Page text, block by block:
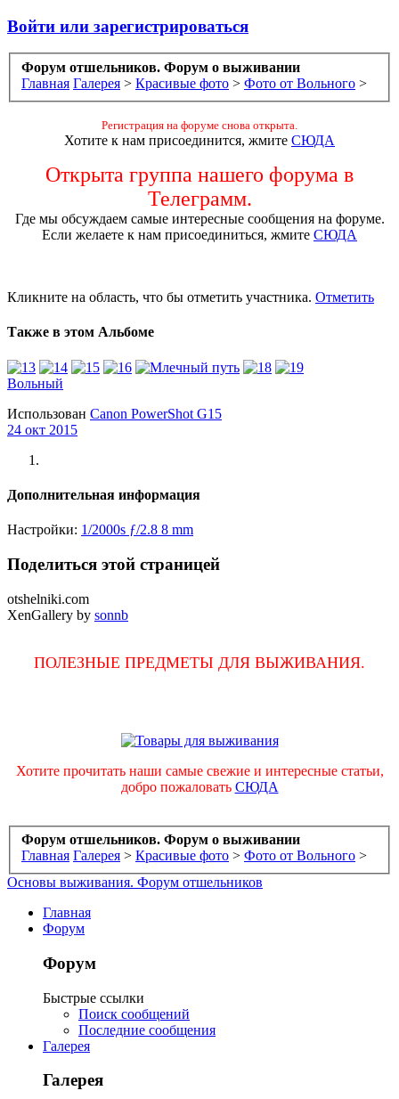
Войти или зарегистрироваться
Форум отшельников. Форум о выживании
Главная Галерея > Красивые фото > Фото от Вольного >
Регистрация на форуме снова открыта.
Хотите к нам присоединится, жмите СЮДА
Открыта группа нашего форума в
Телеграмм.
Где мы обсуждаем самые интересные сообщения на форуме.
Если желаете к нам присоединиться, жмите СЮДА
Кликните на область, что бы отметить участника. Отметить
Также в этом Альбоме
Вольный
Использован Canon PowerShot G15
24 окт 2015
Дополнительная информация
Настройки: 1/2000s ƒ/2.8 8 mm
Поделиться этой страницей
otshelniki.com
XenGallery by sonnb
ПОЛЕЗНЫЕ ПРЕДМЕТЫ ДЛЯ ВЫЖИВАНИЯ.
Хотите прочитать наши самые свежие и интересные статьи,
добро пожаловать СЮДА
Форум отшельников. Форум о выживании
Главная Галерея > Красивые фото > Фото от Вольного >
Основы выживания. Форум отшельников
Главная
Форум
Форум
Быстрые ссылки
Поиск сообщений
Последние сообщения
Галерея
Галерея